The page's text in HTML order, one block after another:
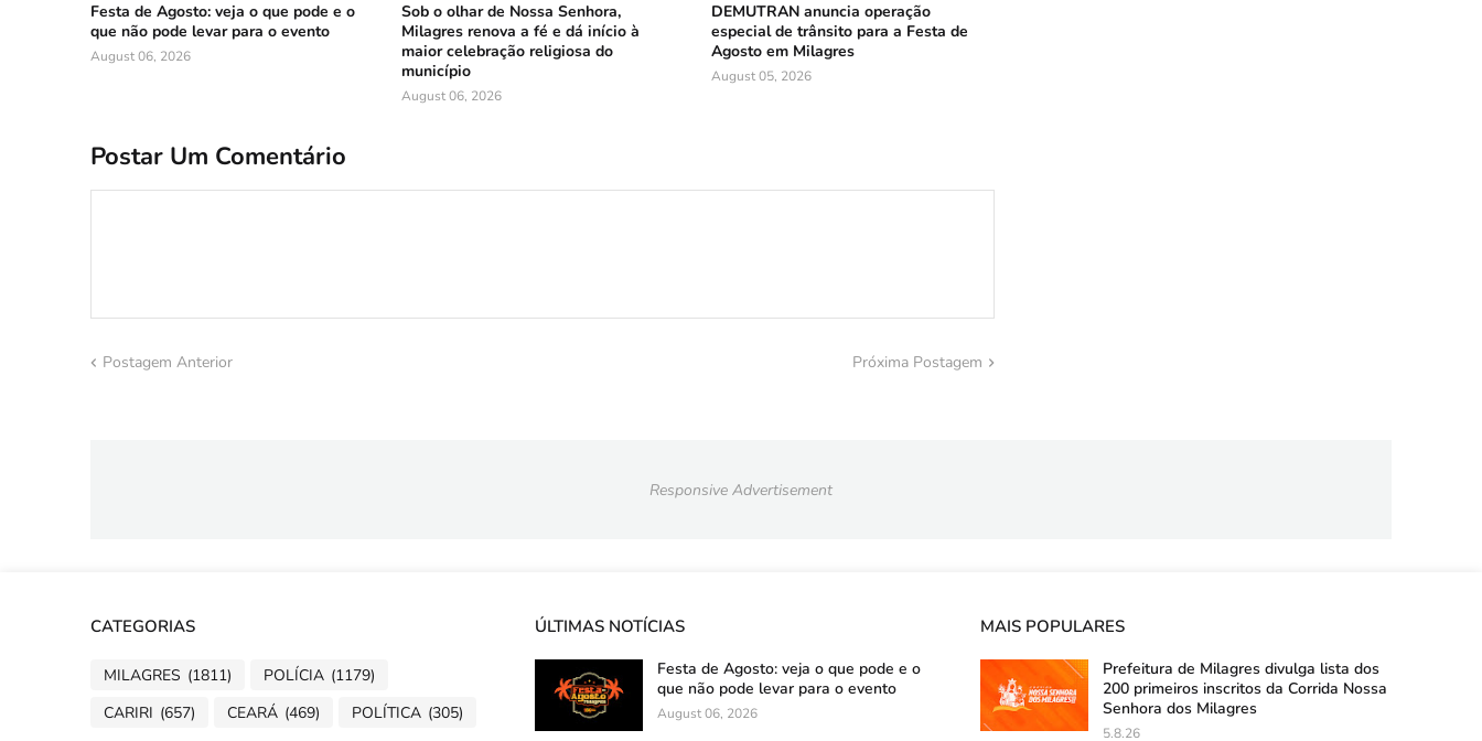
Festa de Agosto: veja o que pode e o
que não pode levar para o evento
August 06, 2026
Sob o olhar de Nossa Senhora,
Milagres renova a fé e dá início à
maior celebração religiosa do
município
August 06, 2026
DEMUTRAN anuncia operação
especial de trânsito para a Festa de
Agosto em Milagres
August 05, 2026
Postar Um Comentário
Postagem Anterior Próxima Postagem
Responsive Advertisement
CATEGORIAS
MILAGRES (1811) POLÍCIA (1179)
CARIRI (657) CEARÁ (469) POLÍTICA (305)
ÚLTIMAS NOTÍCIAS
Festa de Agosto: veja o que pode e o
que não pode levar para o evento
August 06, 2026
MAIS POPULARES
Prefeitura de Milagres divulga lista dos
200 primeiros inscritos da Corrida Nossa
Senhora dos Milagres
5.8.26